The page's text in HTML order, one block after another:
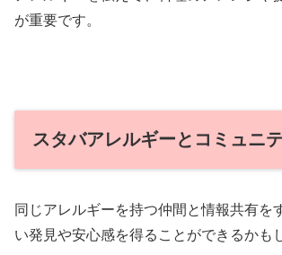
が重要です。
スタバアレルギーとコミュニ
同じアレルギーを持つ仲間と情報共有を
い発見や安心感を得ることができるかも